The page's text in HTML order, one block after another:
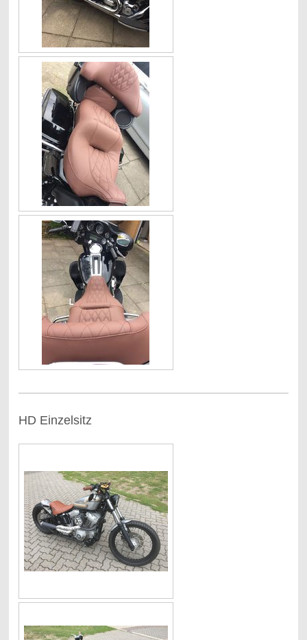
HD Einzelsitz